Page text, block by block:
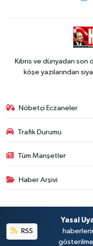
Kıbrıs ve dünyadan
köşe yazılarından
Nöbetçi Eczaneler
Trafik Durumu
Tüm Manşetler
Haber Arşivi
RSS
Yasal